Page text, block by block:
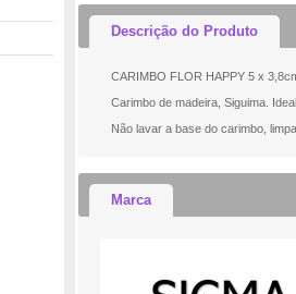
Descrição do Produto
CARIMBO FLOR HAPPY 5 x
Carimbo de madeira, Siguima.
Não lavar a base do carimbo,
Marca